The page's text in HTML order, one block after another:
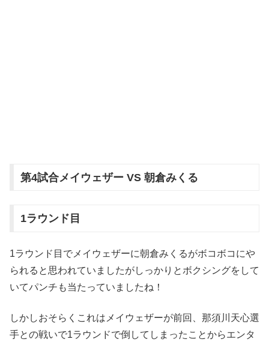
第4試合メイウェザー VS 朝倉みくる
1ラウンド目
1ラウンド目でメイウェザーに朝倉みくるがボコボコにや
られると思われていましたがしっかりとボクシングをして
いてパンチも当たっていましたね！
しかしおそらくこれはメイウェザーが前回、那須川天心選
手との戦いで1ラウンドで倒してしまったことからエンタ